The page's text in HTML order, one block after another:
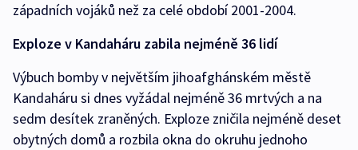
západních vojáků než za celé období 2001-2004.
Exploze v Kandaháru zabila nejméně 36 lidí
Výbuch bomby v největším jihoafghánském městě
Kandaháru si dnes vyžádal nejméně 36 mrtvých a na
sedm desítek zraněných. Exploze zničila nejméně deset
obytných domů a rozbila okna do okruhu jednoho